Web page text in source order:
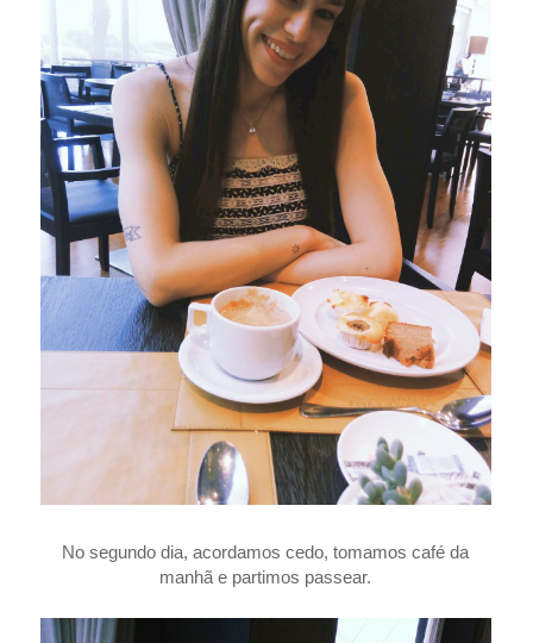
No segundo dia, acordamos cedo, tomamos café da
manhã e partimos passear.